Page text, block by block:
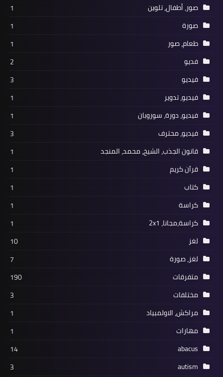
صور، أطفال، تلوين
1
صورة
1
طعام، صور
1
فديو
2
فيديو
3
فيديو، تدوير
1
فيديو، دورة، سوروبان
1
فيديو، محترف
3
قانون الجذب، الشيخ، محمد، المنجد
1
قرآن كريم
1
كتاب
1
كراسة
1
كراسة،مجانا، 2x1
1
لغز
10
لغز، صورة
7
متفرقات
190
مختلفات
3
مراكش، الاولمبياد
1
مهارات
1
abacus
14
autism
3